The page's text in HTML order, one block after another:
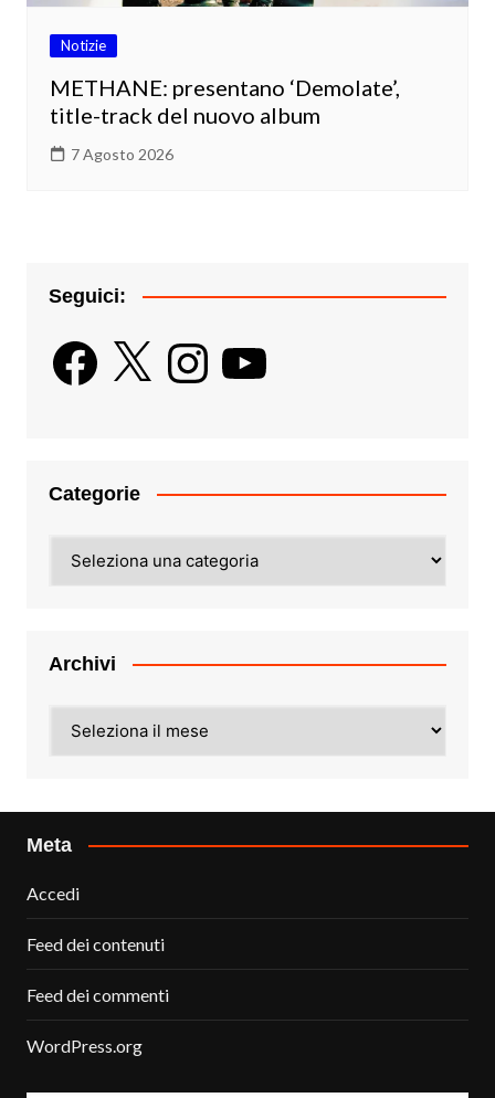
Notizie
METHANE: presentano ‘Demolate’,
title-track del nuovo album
7 Agosto 2026
Seguici:
Facebook
X InstagramYouTube
Categorie
Archivi
Meta
Accedi
Feed dei contenuti
Feed dei commenti
WordPress.org